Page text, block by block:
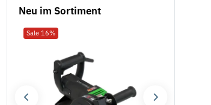
Neu im Sortiment
Sale 16%